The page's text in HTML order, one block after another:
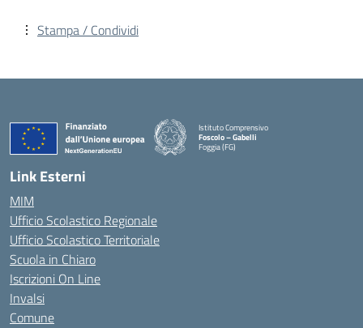
Stampa / Condividi
Istituto Comprensivo
Foscolo – Gabelli
Foggia (FG)
— Visita la pagina iniziale della scuola
Link Esterni
MIM
Ufficio Scolastico Regionale
Ufficio Scolastico Territoriale
Scuola in Chiaro
Iscrizioni On Line
Invalsi
Comune